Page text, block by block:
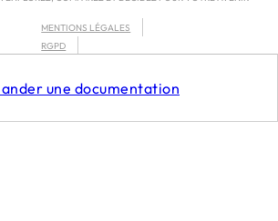
une documentation
MENTIONS LÉGALES
RGPD